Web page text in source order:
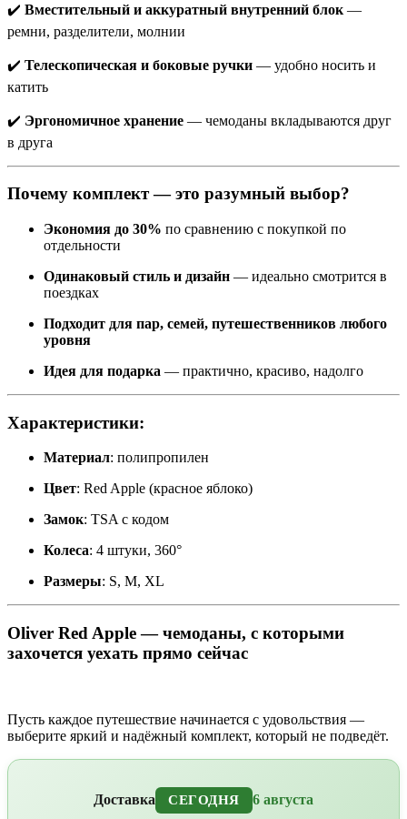
✔️ Вместительный и аккуратный внутренний блок —
ремни, разделители, молнии
✔️ Телескопическая и боковые ручки — удобно носить и
катить
✔️ Эргономичное хранение — чемоданы вкладываются друг
в друга
Почему комплект — это разумный выбор?
Экономия до 30% по сравнению с покупкой по
отдельности
Одинаковый стиль и дизайн — идеально смотрится в
поездках
Подходит для пар, семей, путешественников любого
уровня
Идея для подарка — практично, красиво, надолго
Характеристики:
Материал: полипропилен
Цвет: Red Apple (красное яблоко)
Замок: TSA с кодом
Колеса: 4 штуки, 360°
Размеры: S, M, XL
Oliver Red Apple — чемоданы, с которыми
захочется уехать прямо сейчас
Пусть каждое путешествие начинается с удовольствия —
выберите яркий и надёжный комплект, который не подведёт.
Доставка СЕГОДНЯ 6 августа